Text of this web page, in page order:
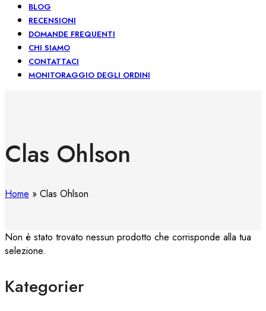
BLOG
RECENSIONI
DOMANDE FREQUENTI
CHI SIAMO
CONTATTACI
MONITORAGGIO DEGLI ORDINI
Clas Ohlson
Home » Clas Ohlson
Non è stato trovato nessun prodotto che corrisponde alla tua
selezione.
Kategorier